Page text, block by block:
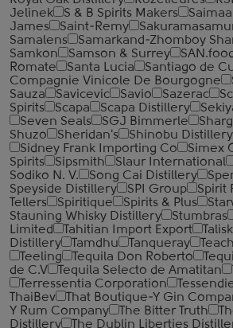
Jelinek
S & B Spirits Makers
James
Saint-Remy
Samalens
Samarkand-Zhomboy
Samkon
Samson & Surrey
Romate
Santa Lucia Santiago de
Compagnie Vinicole De Bourgogne
Sauza
Savicevic Savio Sazerac
Spirits
Scapa Scapa Distillery
Seven Seals
SGJ Bimmerle
Shuzo
Sheridan's Shinobu Distillery
Sidney Frank Importing Co
Simex
Spirits
Sipsmith Slaur International
Sodiko N. V.
Song Cai Distillery
Speyside Distillery
SPI Group Spirit
Tellers
Spiritique Spirits & Plus
Stauning Whisky Distillery
Stumbras
Limited
Tahitian Import Export
Distillery
Tamdhu Tanqueray
Teeling
Tequila Don Roberto
de C.V
Tequila Selecto de Amatitan
Terressentia Corporation
ThaiBev
That Boutique-Y Gin
Y Rum Company
The Bitter Truth
Distillery
The Dublin Liberties